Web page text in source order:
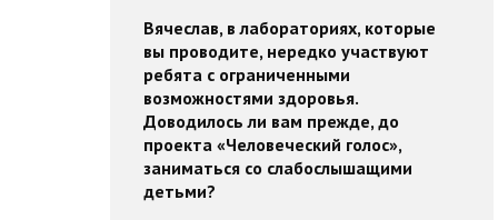
Вячеслав, в лабораториях, которые
вы проводите, нередко участвуют
ребята с ограниченными
возможностями здоровья.
Доводилось ли вам прежде, до
проекта «Человеческий голос»,
заниматься со слабослышащими
детьми?